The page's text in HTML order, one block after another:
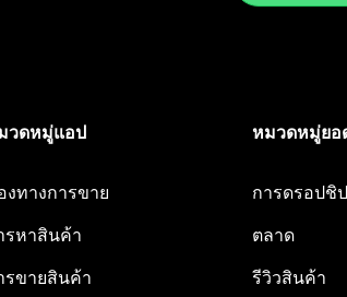
วดหมู่แอป
งทางการขาย
รหาสินค้า
รขายสินค้า
หมวดหมู่ยอ
การดรอปชิป
ตลาด
รีวิวสินค้า